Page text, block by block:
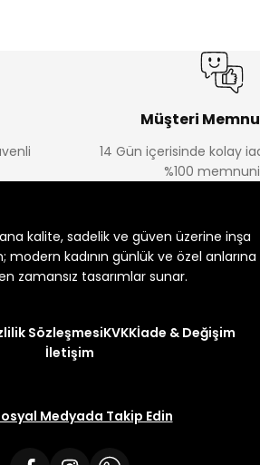
Müşteri
14 Gün içerisinde kolay
%100
kalite, sadelik ve güven üzerine inşa
modern kadının günlük ve özel anlarına
zamansız tasarımlar sunar.
SözleşmesiKVKKİade & Değişim
İletişim
Medyada Takip Edin